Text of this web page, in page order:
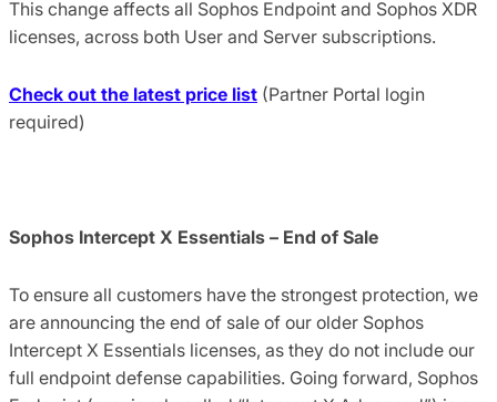
This change affects all Sophos Endpoint and Sophos XDR
licenses, across both User and Server subscriptions.
Check out the latest price list (Partner Portal login
required)
Sophos Intercept X Essentials – End of Sale
To ensure all customers have the strongest protection, we
are announcing the end of sale of our older Sophos
Intercept X Essentials licenses, as they do not include our
full endpoint defense capabilities. Going forward, Sophos